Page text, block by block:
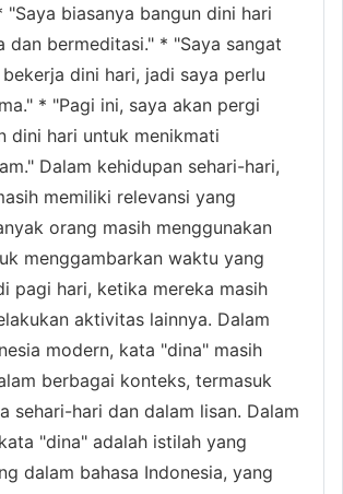
"Saya biasanya bangun dini hari
dan bermeditasi." * "Saya sangat
dini hari, jadi saya perlu
* "Pagi ini, saya akan pergi
dini hari untuk menikmati
Dalam kehidupan sehari-hari,
memiliki relevansi yang
orang masih menggunakan
menggambarkan waktu yang
pagi hari, ketika mereka masih
aktivitas lainnya. Dalam
modern, kata "dina" masih
berbagai konteks, termasuk
sehari-hari dan dalam lisan. Dalam
"dina" adalah istilah yang
dalam bahasa Indonesia, yang